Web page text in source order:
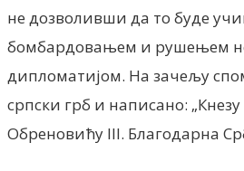
не дозволивши да то буде
бомбардовањем и рушењем
дипломатијом. На зачељу
српски грб и написано:
Обреновићу III. Благодарна